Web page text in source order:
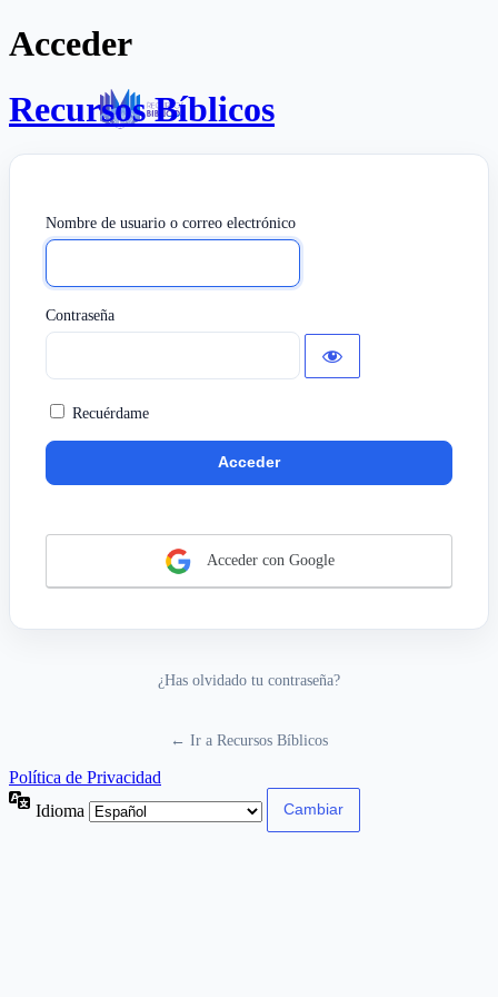
Acceder
Recursos Bíblicos
Nombre de usuario o correo electrónico
Contraseña
Recuérdame
Acceder con Google
¿Has olvidado tu contraseña?
← Ir a Recursos Bíblicos
Política de Privacidad
Idioma